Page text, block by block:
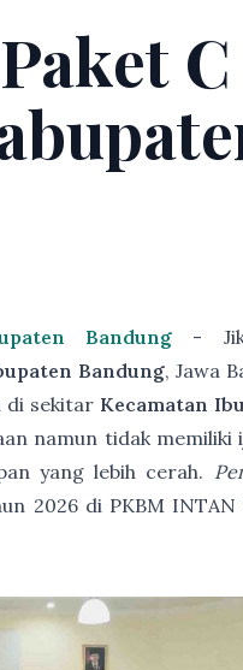
C
Bandung- Jika
Bandung, Jawa
di sekitar Kecamatan
namun tidak memiliki
yang lebih cerah.
2026 di PKBM INTAN